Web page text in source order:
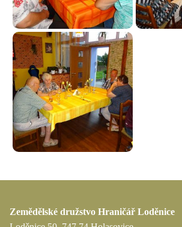
Zemědělské družstvo Hraničář Loděnice